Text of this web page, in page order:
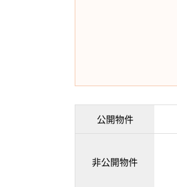
公開物件
非公開物件